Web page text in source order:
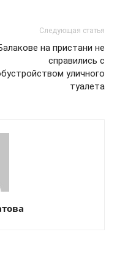
Следующая статья
на пристани не
справились с
уличного
туалета